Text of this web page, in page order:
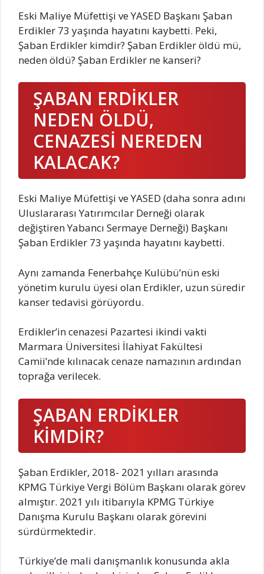
Eski Maliye Müfettişi ve YASED Başkanı Şaban
Erdikler 73 yaşında hayatını kaybetti. Peki,
Şaban Erdikler kimdir? Şaban Erdikler öldü mü,
neden öldü? Şaban Erdikler ne kanseri?
ŞABAN ERDİKLER
NEDEN ÖLDÜ,
CENAZESİ NEREDEN
KALACAK?
Eski Maliye Müfettişi ve YASED (daha sonra adını
Uluslararası Yatırımcılar Derneği olarak
değiştiren Yabancı Sermaye Derneği) Başkanı
Şaban Erdikler 73 yaşında hayatını kaybetti.
Aynı zamanda Fenerbahçe Kulübü’nün eski
yönetim kurulu üyesi olan Erdikler, uzun süredir
kanser tedavisi görüyordu.
Erdikler’in cenazesi Pazartesi ikindi vakti
Marmara Üniversitesi İlahiyat Fakültesi
Camii’nde kılınacak cenaze namazının ardından
toprağa verilecek.
ŞABAN ERDİKLER
KİMDİR?
Şaban Erdikler, 2018- 2021 yılları arasında
KPMG Türkiye Vergi Bölüm Başkanı olarak görev
almıştır. 2021 yılı itibarıyla KPMG Türkiye
Danışma Kurulu Başkanı olarak görevini
sürdürmektedir.
Türkiye’de mali danışmanlık konusunda akla